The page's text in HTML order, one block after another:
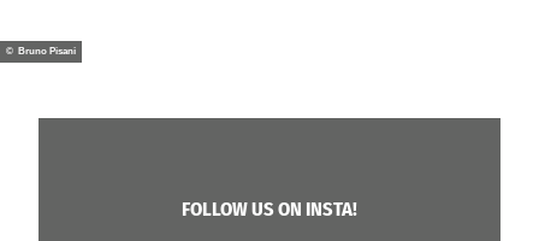
© Bruno Pisani
FOLLOW US ON INSTA!